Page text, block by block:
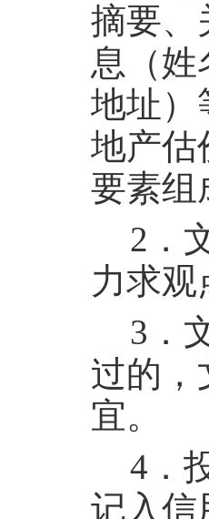
摘要、
息（姓
地址）
地产估
要素组
2 ．
力求观
3 ．
过的，
宜。
4 ．
记入信